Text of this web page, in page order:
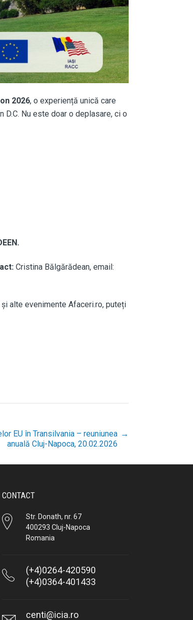
2026, o experiență unică care
Nu este doar o deplasare, ci o
Cristina Bălgărădean, email:
și alte evenimente Afaceri.ro, puteți
EU în Transilvania – reuniunea
anuală Cluj-Napoca, 20.02.2026
→
CONTACT
Str. Donath, nr. 67
400293 Cluj-Napoca
Romania
(+4)0264-420590
(+4)0364-401433
centi@icia.ro